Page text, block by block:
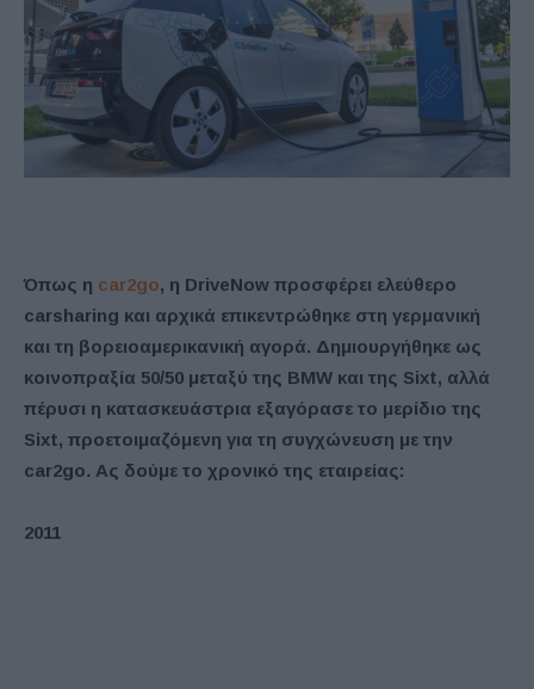
Όπως η car2go, η DriveNow προσφέρει ελεύθερο
carsharing και αρχικά επικεντρώθηκε στη γερμανική
και τη βορειοαμερικανική αγορά. Δημιουργήθηκε ως
κοινοπραξία 50/50 μεταξύ της BMW και της Sixt, αλλά
πέρυσι η κατασκευάστρια εξαγόρασε το μερίδιο της
Sixt, προετοιμαζόμενη για τη συγχώνευση με την
car2go. Ας δούμε το χρονικό της εταιρείας:
2011